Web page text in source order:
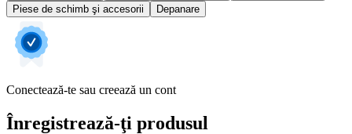
Piese de schimb şi accesorii
Depanare
Conectează-te sau creează un cont
Înregistrează-ţi produsul